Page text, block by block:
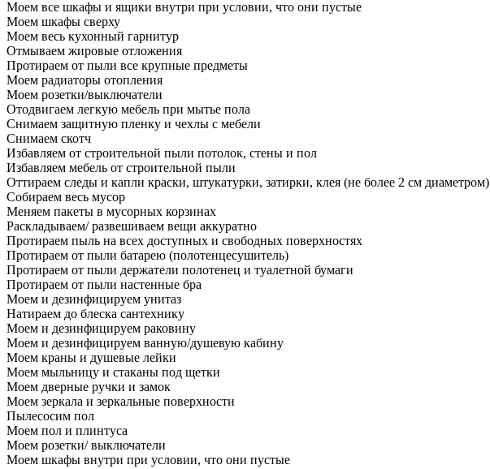
Моем все шкафы и ящики внутри при условии, что они пустые
Моем шкафы сверху
Моем весь кухонный гарнитур
Отмываем жировые отложения
Протираем от пыли все крупные предметы
Моем радиаторы отопления
Моем розетки/выключатели
Отодвигаем легкую мебель при мытье пола
Снимаем защитную пленку и чехлы с мебели
Снимаем скотч
Избавляем от строительной пыли потолок, стены и пол
Избавляем мебель от строительной пыли
Оттираем следы и капли краски, штукатурки, затирки, клея (не более 2 см диаметром)
Собираем весь мусор
Меняем пакеты в мусорных корзинах
Раскладываем/ развешиваем вещи аккуратно
Протираем пыль на всех доступных и свободных поверхностях
Протираем от пыли батарею (полотенцесушитель)
Протираем от пыли держатели полотенец и туалетной бумаги
Протираем от пыли настенные бра
Моем и дезинфицируем унитаз
Натираем до блеска сантехнику
Моем и дезинфицируем раковину
Моем и дезинфицируем ванную/душевую кабину
Моем краны и душевые лейки
Моем мыльницу и стаканы под щетки
Моем дверные ручки и замок
Моем зеркала и зеркальные поверхности
Пылесосим пол
Моем пол и плинтуса
Моем розетки/ выключатели
Моем шкафы внутри при условии, что они пустые